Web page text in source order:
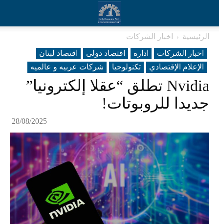
الرئيسية
اخبار الشركات
اخبار الشركات
اداره اقتصاد دولی
اقتصاد لبنان
الإعلام الإقتصادي
تکنولوجیا شرکات عربیه و عالمیه
Nvidia تطلق “عقلا إلكترونيا”
جديدا للروبوتات!
28/08/2025